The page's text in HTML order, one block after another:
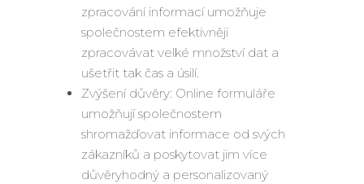
zpracování informací umožňuje
společnostem efektivněji
zpracovávat velké množství dat a
ušetřit tak čas a úsilí.
Zvýšení důvěry: Online formuláře
umožňují společnostem
shromažďovat informace od svých
zákazníků a poskytovat jim více
důvěryhodný a personalizovaný